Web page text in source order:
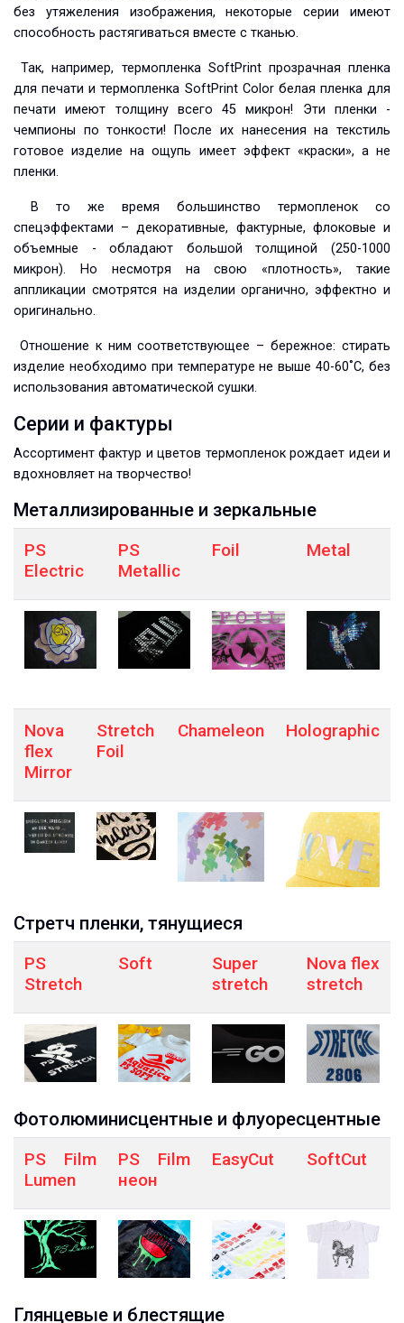
без утяжеления изображения, некоторые серии имеют
способность растягиваться вместе с тканью.
Так, например, термопленка SoftPrint прозрачная пленка
для печати и термопленка SoftPrint Color белая пленка для
печати имеют толщину всего 45 микрон! Эти пленки -
чемпионы по тонкости! После их нанесения на текстиль
готовое изделие на ощупь имеет эффект «краски», а не
пленки.
В то же время большинство термопленок со
спецэффектами – декоративные, фактурные, флоковые и
объемные - обладают большой толщиной (250-1000
микрон). Но несмотря на свою «плотность», такие
аппликации смотрятся на изделии органично, эффектно и
оригинально.
Отношение к ним соответствующее – бережное: стирать
изделие необходимо при температуре не выше 40-60˚С, без
использования автоматической сушки.
Серии и фактуры
Ассортимент фактур и цветов термопленок рождает идеи и
вдохновляет на творчество!
Металлизированные и зеркальные
PS
Electric
PS
Metallic
Foil Metal
Nova
flex
Mirror
Stretch
Foil
Chameleon Holographic
Стретч пленки, тянущиеся
PS
Stretch
Soft
Super
stretch
Nova flex
stretch
Фотолюминисцентные и флуоресцентные
PS Film
Lumen
PS Film
неон
EasyCut SoftCut
Глянцевые и блестящие